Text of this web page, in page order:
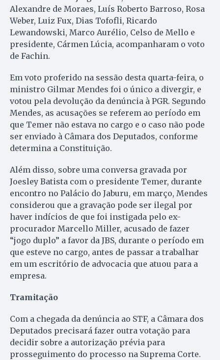
Alexandre de Moraes, Luís Roberto Barroso, Rosa
Weber, Luiz Fux, Dias Tofofli, Ricardo
Lewandowski, Marco Aurélio, Celso de Mello e
presidente, Cármen Lúcia, acompanharam o voto
de Fachin.
Em voto proferido na sessão desta quarta-feira, o
ministro Gilmar Mendes foi o único a divergir, e
votou pela devolução da denúncia à PGR. Segundo
Mendes, as acusações se referem ao período em
que Temer não estava no cargo e o caso não pode
ser enviado à Câmara dos Deputados, conforme
determina a Constituição.
Além disso, sobre uma conversa gravada por
Joesley Batista com o presidente Temer, durante
encontro no Palácio do Jaburu, em março, Mendes
considerou que a gravação pode ser ilegal por
haver indícios de que foi instigada pelo ex-
procurador Marcello Miller, acusado de fazer
“jogo duplo” a favor da JBS, durante o período em
que esteve no cargo, antes de passar a trabalhar
em um escritório de advocacia que atuou para a
empresa.
Tramitação
Com a chegada da denúncia ao STF, a Câmara dos
Deputados precisará fazer outra votação para
decidir sobre a autorização prévia para
prosseguimento do processo na Suprema Corte.